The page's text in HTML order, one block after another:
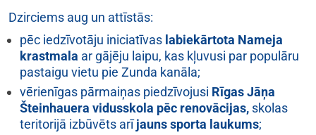
Dzirciems aug un attīstās:
pēc iedzīvotāju iniciatīvas labiekārtota Nameja
krastmala ar gājēju laipu, kas kļuvusi par populāru
pastaigu vietu pie Zunda kanāla;
vērienīgas pārmaiņas piedzīvojusi Rīgas Jāņa
Šteinhauera vidusskola pēc renovācijas, skolas
teritorijā izbūvēts arījauns sporta laukums;